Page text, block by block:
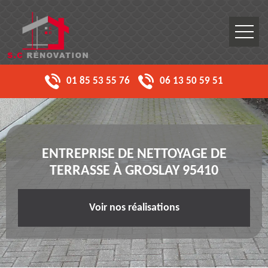
01 85 53 55 76 06 13 50 59 51
ENTREPRISE DE NETTOYAGE DE
TERRASSE À GROSLAY 95410
Voir nos réalisations